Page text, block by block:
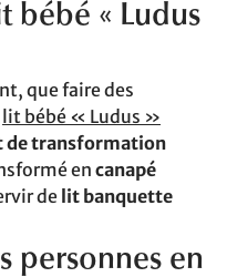
bébé « Ludus
que faire des
lit bébé « Ludus »
de transformation
en canapé
de lit banquette
personnes en